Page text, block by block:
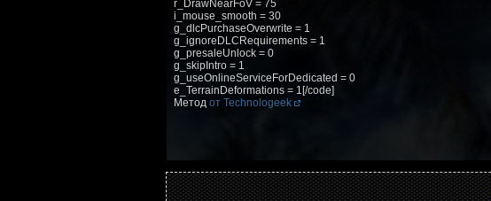
r_DrawNearFoV = 75
i_mouse_smooth = 30
g_dlcPurchaseOverwrite = 1
g_ignoreDLCRequirements = 1
g_presaleUnlock = 0
g_skipIntro = 1
g_useOnlineServiceForDedicated = 0
e_TerrainDeformations = 1[/code]
Метод от Technologeek